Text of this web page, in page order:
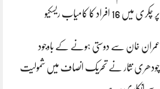
پر چکری میں 16 افراد کا کامیاب ریسکیو
عمران خان سے دوستی ہونے کے باوجود
چودھری نثار نے تحریک انصاف میں شمولیت